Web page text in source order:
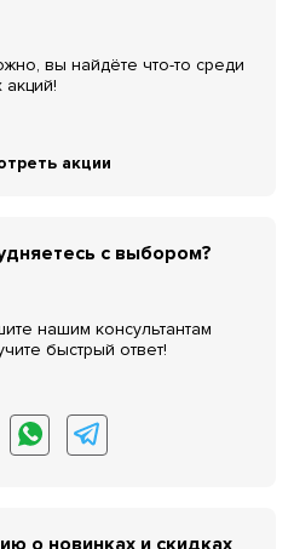
вы найдёте что-то среди
акции
с выбором?
нашим консультантам
быстрый ответ!
о новинках и скидках